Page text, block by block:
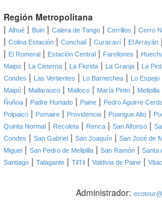
Región Metropolitana
| Alhué | Buin | Calera de Tango | Cerrillos | Cerro
| Colina Estación | Conchalí | Curacaví | El Arrayán |
| El Romeral | Estación Central | Farellones |
Maipo | La Cisterna | La Florida | La Granja | La
Condes | Las Vertientes | Lo Barnechea | Lo Espejo
Maipú | Mallarauco | Malloco | María Pinto | Melipilla
Ñuñoa | Padre Hurtado | Paine | Pedro Aguirre
Polpaico | Pomaire | Providencia | Puangue Alto |
Quinta Normal | Recoleta | Renca | San Alfonso |
Condes | San Gabriel | San Joaquín | San José de
Miguel | San Pedro de Melipilla | San Ramón | Santa
Santiago | Talagante | TilTil | Valdivia de Paine |
Administrador: